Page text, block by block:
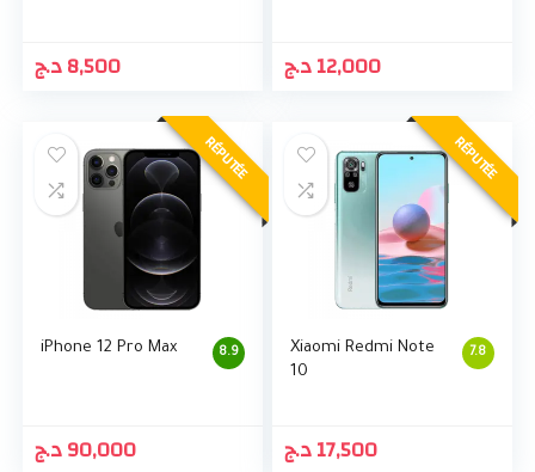
8,500د.ج 12,000د.ج
RÉPUTÉE
8.9
iPhone 12 Pro Max
90,000د.ج
RÉPUTÉE
7.8
Xiaomi Redmi Note
10
17,500د.ج